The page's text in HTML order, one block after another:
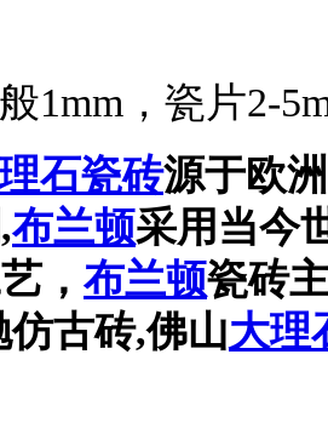
1mm，瓷片2-
石瓷砖源于欧
布兰顿采用当今
， 布兰顿瓷砖
仿古砖,佛山大理